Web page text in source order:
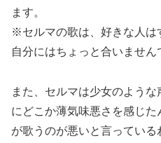
ます。
※セルマの歌は、好きな人は
自分にはちょっと合いません
また、セルマは少女のよう
にどこか薄気味悪さを感じ
が歌うのが悪いと言ってい